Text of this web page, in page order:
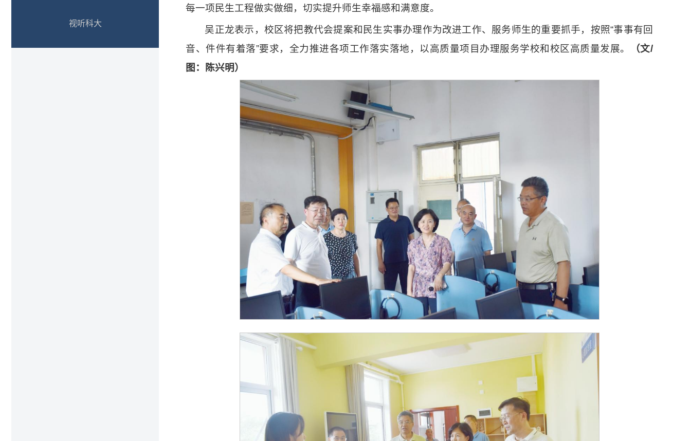
视听科大
每一项民生工程做实做细，切实提升师生幸福感和满意度。
吴正龙表示，校区将把教代会提案和民生实事办理作为改进工作、服务师生的重要抓手，按照“事事有回
音、件件有着落”要求，全力推进各项工作落实落地，以高质量项目办理服务学校和校区高质量发展。
（文/
图：陈兴明）